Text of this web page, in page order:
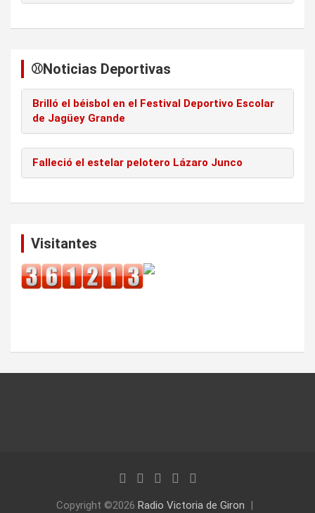
⚾️Noticias Deportivas
Brilló el béisbol en el Festival Deportivo Escolar
de Jagüey Grande
Falleció el estelar pelotero Lázaro Junco
Visitantes
Copyright ©2026 Radio Victoria de Giron